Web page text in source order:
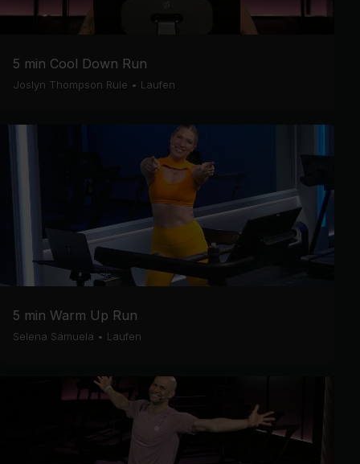
5 min Cool Down Run
Joslyn Thompson Rule • Laufen
5 min Warm Up Run
Selena Samuela • Laufen